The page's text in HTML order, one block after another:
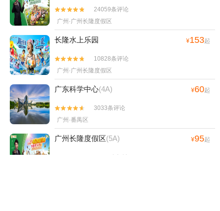


24059条评论
广州·广州长隆度假区
长隆水上乐园 ¥153起


10828条评论
广州·广州长隆度假区
广东科学中心(4A) ¥60起


3033条评论
广州·番禺区
广州长隆度假区(5A) ¥95起